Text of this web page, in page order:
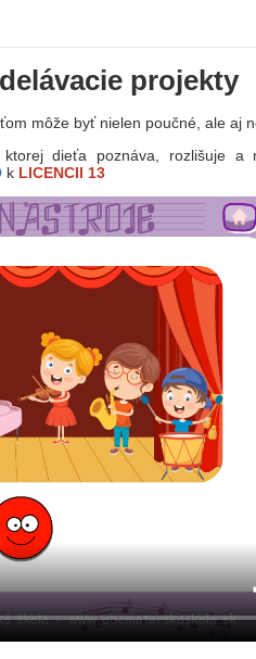
projekty
môže byť nielen poučné, ale aj
dieťa poznáva, rozlišuje a
k LICENCII 13